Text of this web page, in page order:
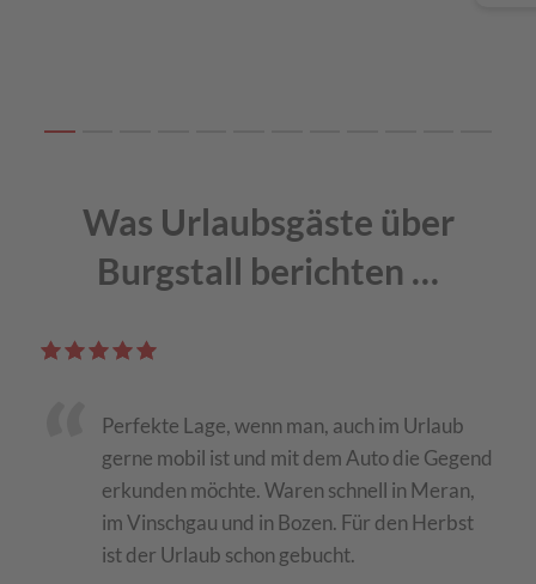
Was Urlaubsgäste über
Burgstall berichten …
Perfekte Lage, wenn man, auch im Urlaub
gerne mobil ist und mit dem Auto die Gegend
erkunden möchte. Waren schnell in Meran,
im Vinschgau und in Bozen. Für den Herbst
ist der Urlaub schon gebucht.